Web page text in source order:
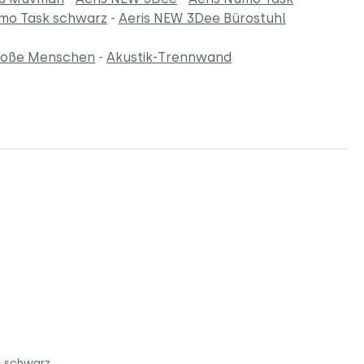
Task schwarz - Aeris NEW 3Dee Bürostuhl
Menschen - Akustik-Trennwand